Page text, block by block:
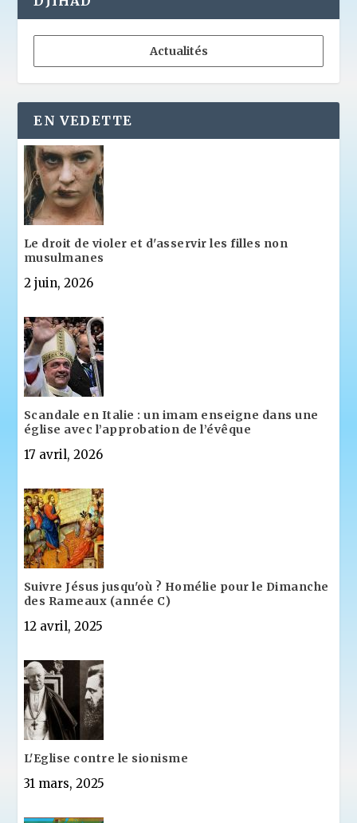
Actualités
EN VEDETTE
Le droit de violer et d'asservir les filles non
musulmanes
2 juin, 2026
Scandale en Italie : un imam enseigne dans une
église avec l’approbation de l’évêque
17 avril, 2026
Suivre Jésus jusqu'où ? Homélie pour le Dimanche
des Rameaux (année C)
12 avril, 2025
L'Eglise contre le sionisme
31 mars, 2025